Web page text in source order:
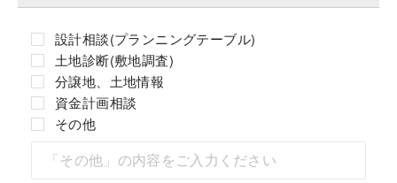
設計相談(プランニングテーブル)
土地診断(敷地調査)
分譲地、土地情報
資金計画相談
その他